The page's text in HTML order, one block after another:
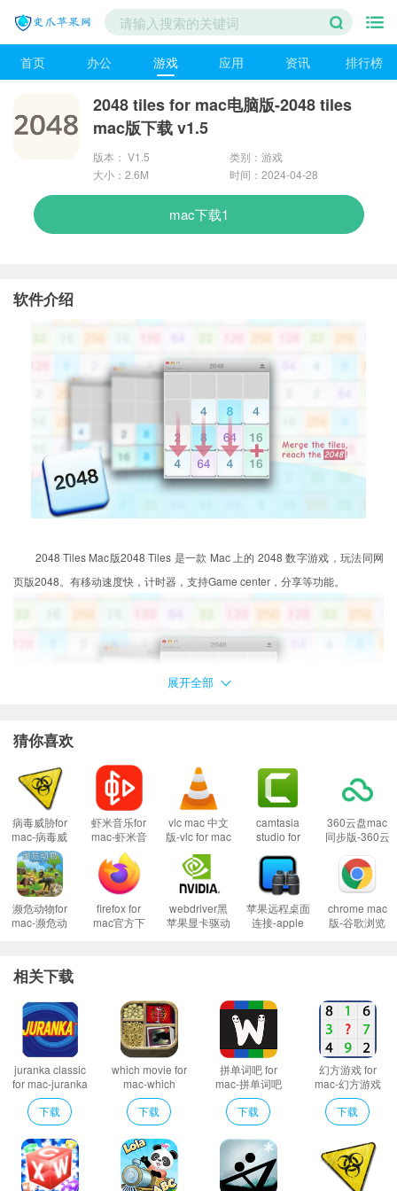
首页 办公 游戏 应用 资讯 排行榜
2048 tiles for mac电脑版-2048 tiles
mac版下载 v1.5
版本： V1.5
类别：游戏
大小：2.6M
时间：2024-04-28
mac下载1
软件介绍
2048 Tiles Mac版2048 Tiles 是一款 Mac 上的 2048 数字游戏，玩法同网
页版2048。有移动速度快，计时器，支持Game center，分享等功能。
游戏介绍
游戏规则很简单，每次可以选择上下左右其中一个方向去滑动，每滑动一
次，所有的数字方块都会往滑动的方向靠拢外，系统也会在空白的地方乱数出
现一个数字方块，相同数字的方块在靠拢、相撞时会相加。系统给予的数字方
块不是2就是4，玩家要想办法在这小小的16格范围中凑出“2048”这个数字方
游戏的画面很简单，一开始整体16个方格大部分都是灰色的，当玩家拼图
展开全部
猜你喜欢
病毒威胁for
mac-病毒威
胁mac版下载
v1.0
虾米音乐for
mac-虾米音
乐mac版下载
v7.5.8
vlc mac 中文
版-vlc for mac
v3.0.17.3
camtasia
studio for
camtasia
studio 2 mac
版下载
v2020.0.15
360云盘mac
同步版-360云
v1.2.3官方版
濒危动物for
mac-濒危动
firefox for
mac官方下
webdriver黑
苹果显卡驱动
苹果远程桌面
连接-apple
chrome mac
版-谷歌浏览
相关下载
juranka classic
for mac-juranka
classic mac版下
载 v1.0
下载
which movie for
mac-which
movie mac版下
载 v1.5
下载
拼单词吧 for
mac-拼单词吧
mac版下载 v5.8
下载
幻方游戏 for
mac-幻方游戏
mac版下载 v6.8
下载